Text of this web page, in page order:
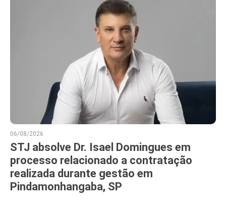
06/08/2026
STJ absolve Dr. Isael Domingues em
processo relacionado a contratação
realizada durante gestão em
Pindamonhangaba, SP